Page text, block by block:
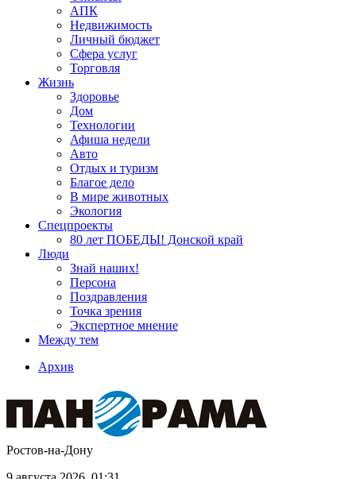
АПК
Недвижимость
Личный бюджет
Сфера услуг
Торговля
Жизнь
Здоровье
Дом
Технологии
Афиша недели
Авто
Отдых и туризм
Благое дело
В мире животных
Экология
Спецпроекты
80 лет ПОБЕДЫ! Донской край
Люди
Знай наших!
Персона
Поздравления
Точка зрения
Экспертное мнение
Между тем
Архив
Ростов-на-Дону